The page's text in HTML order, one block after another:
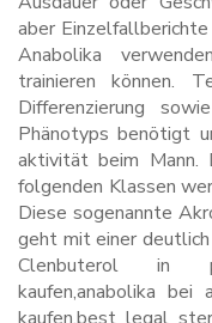
aber
Anabolika
trainieren können.
Differenzierung
Phänotyps benötigt
aktivität beim Mann.
folgenden Klassen
Diese sogenannte
geht mit einer
Clenbuterol in
kaufen,anabolika bei